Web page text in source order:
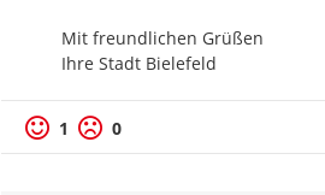
Mit freundlichen Grüßen
Ihre Stadt Bielefeld
1 0